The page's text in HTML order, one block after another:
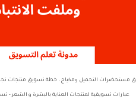
مستحضرات التجميل ومكياج ، خطة تسويق منتجات
عبارات تسويقية لمنتجات العناية بالبشرة و الشعر -